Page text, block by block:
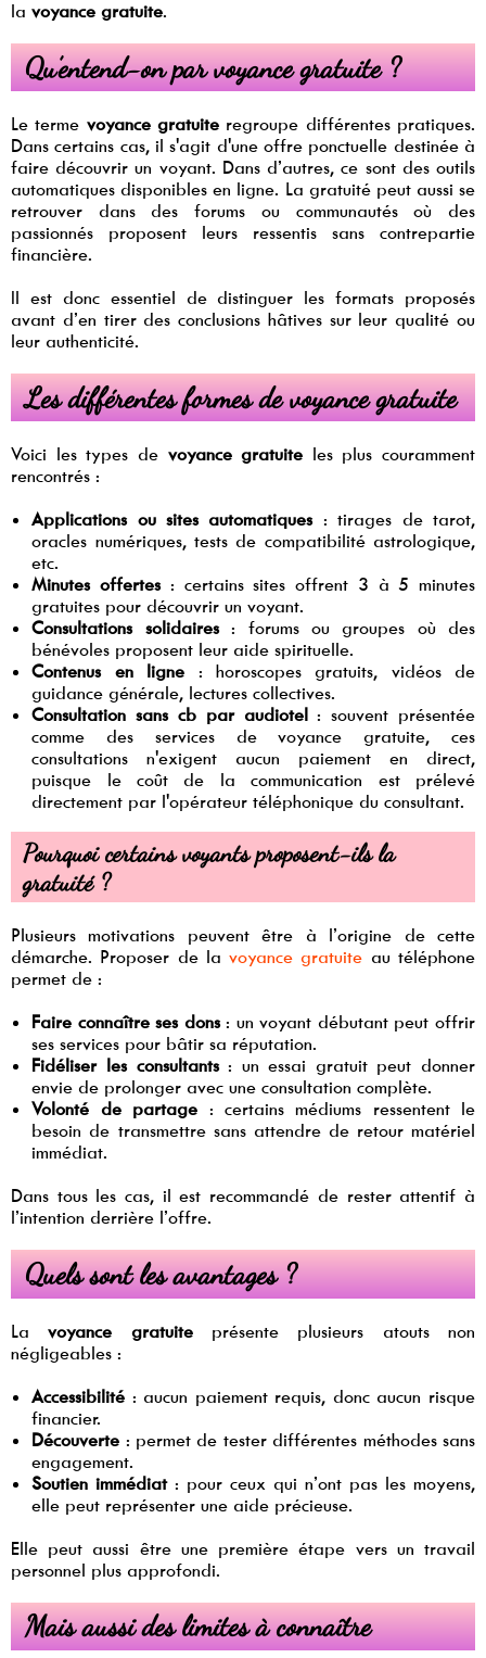
la voyance gratuite.
Qu’entend-on par voyance gratuite ?
Le terme voyance gratuite regroupe différentes pratiques.
Dans certains cas, il s'agit d'une offre ponctuelle destinée à
faire découvrir un voyant. Dans d’autres, ce sont des outils
automatiques disponibles en ligne. La gratuité peut aussi se
retrouver dans des forums ou communautés où des
passionnés proposent leurs ressentis sans contrepartie
financière.
Il est donc essentiel de distinguer les formats proposés
avant d’en tirer des conclusions hâtives sur leur qualité ou
leur authenticité.
Les différentes formes de voyance gratuite
Voici les types de voyance gratuite les plus couramment
rencontrés :
Applications ou sites automatiques: tirages de tarot,
oracles numériques, tests de compatibilité astrologique,
etc.
Minutes offertes: certains sites offrent 3 à 5 minutes
gratuites pour découvrir un voyant.
Consultations solidaires: forums ou groupes où des
bénévoles proposent leur aide spirituelle.
Contenus en ligne : horoscopes gratuits, vidéos de
guidance générale, lectures collectives.
Consultation sans cb par audiotel: souvent présentée
comme des services de voyance gratuite, ces
consultations n'exigent aucun paiement en direct,
puisque le coût de la communication est prélevé
directement par l'opérateur téléphonique du consultant.
Pourquoi certains voyants proposent-ils la
gratuité ?
Plusieurs motivations peuvent être à l’origine de cette
démarche. Proposer de lavoyance gratuite au téléphone
permet de :
Faire connaître ses dons: un voyant débutant peut offrir
ses services pour bâtir sa réputation.
Fidéliser les consultants: un essai gratuit peut donner
envie de prolonger avec une consultation complète.
Volonté de partage : certains médiums ressentent le
besoin de transmettre sans attendre de retour matériel
immédiat.
Dans tous les cas, il est recommandé de rester attentif à
l’intention derrière l’offre.
Quels sont les avantages ?
Lavoyance gratuiteprésente plusieurs atouts non
négligeables :
Accessibilité : aucun paiement requis, donc aucun risque
financier.
Découverte : permet de tester différentes méthodes sans
engagement.
Soutien immédiat: pour ceux qui n’ont pas les moyens,
elle peut représenter une aide précieuse.
Elle peut aussi être une première étape vers un travail
personnel plus approfondi.
Mais aussi des limites à connaître